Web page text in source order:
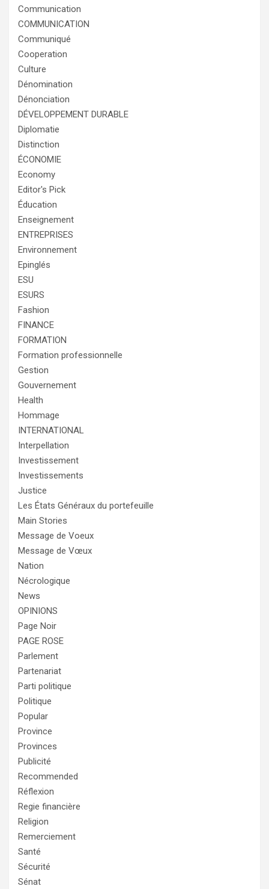
Communication
COMMUNICATION
Communiqué
Cooperation
Culture
Dénomination
Dénonciation
DÉVELOPPEMENT DURABLE
Diplomatie
Distinction
ÉCONOMIE
Economy
Editor's Pick
Éducation
Enseignement
ENTREPRISES
Environnement
Epinglés
ESU
ESURS
Fashion
FINANCE
FORMATION
Formation professionnelle
Gestion
Gouvernement
Health
Hommage
INTERNATIONAL
Interpellation
Investissement
Investissements
Justice
Les États Généraux du portefeuille
Main Stories
Message de Voeux
Message de Vœux
Nation
Nécrologique
News
OPINIONS
Page Noir
PAGE ROSE
Parlement
Partenariat
Parti politique
Politique
Popular
Province
Provinces
Publicité
Recommended
Réflexion
Regie financière
Religion
Remerciement
Santé
Sécurité
Sénat